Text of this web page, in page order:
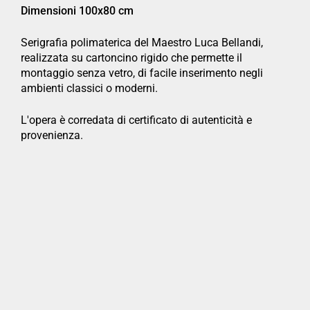
Dimensioni 100x80 cm
Serigrafia polimaterica del Maestro Luca Bellandi,
realizzata su cartoncino rigido che permette il
montaggio senza vetro, di facile inserimento negli
ambienti classici o moderni.
L'opera è corredata di certificato di autenticità e
provenienza.